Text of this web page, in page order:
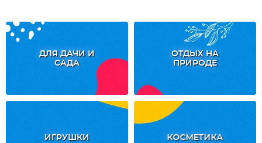
ДЛЯ ДАЧИ И
САДА
ОТДЫХ НА
ПРИРОДЕ
ИГРУШКИ КОСМЕТИКА